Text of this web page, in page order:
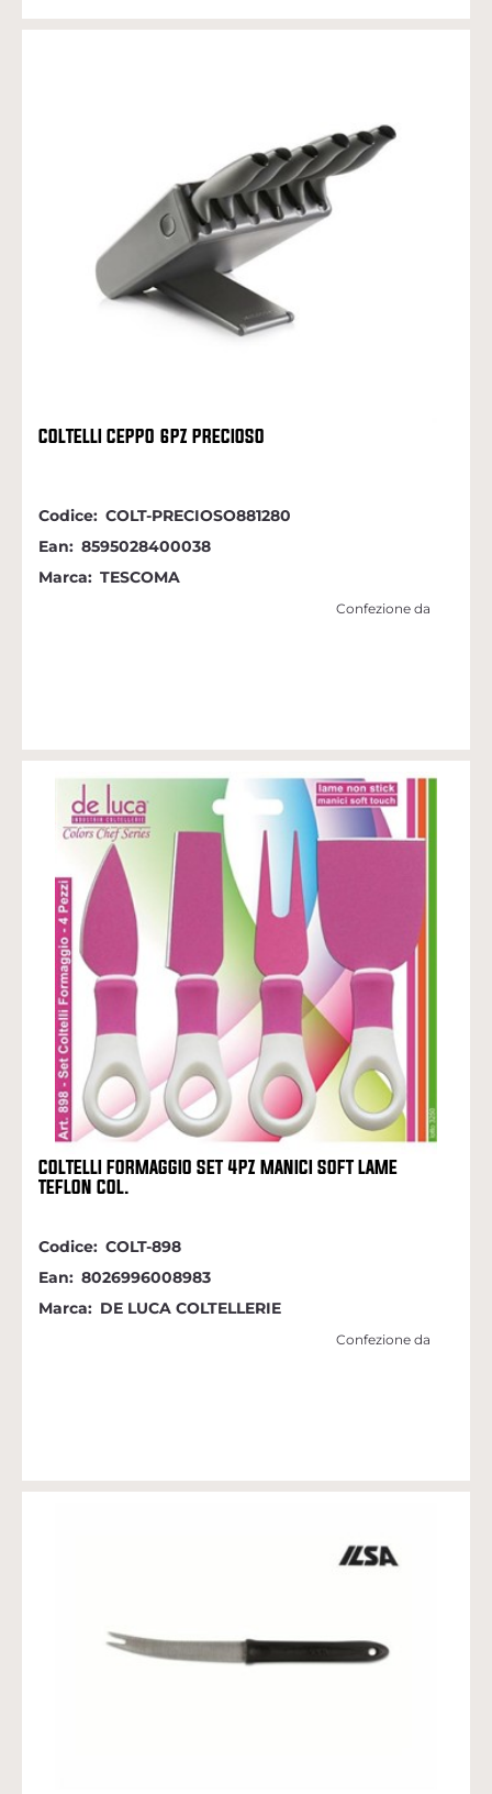
COLTELLI CEPPO 6PZ PRECIOSO
Codice: COLT-PRECIOSO881280
Ean: 8595028400038
Marca: TESCOMA
Confezione da
COLTELLI FORMAGGIO SET 4PZ MANICI SOFT LAME
TEFLON COL.
Codice: COLT-898
Ean: 8026996008983
Marca: DE LUCA COLTELLERIE
Confezione da